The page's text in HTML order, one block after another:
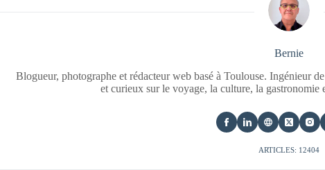
Bernie
Blogueur, photographe et rédacteur web basé à Toulouse. Ingénieur
et curieux sur le voyage, la culture, la
ARTICLES: 12404